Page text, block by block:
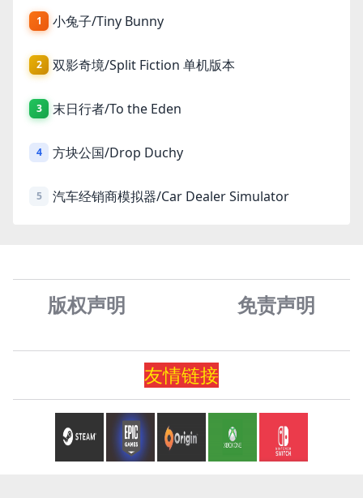
1 小兔子/Tiny Bunny
2 双影奇境/Split Fiction 单机版本
3 末日行者/To the Eden
4 方块公国/Drop Duchy
5 汽车经销商模拟器/Car Dealer Simulator
版权声明 免责声明
友情链接